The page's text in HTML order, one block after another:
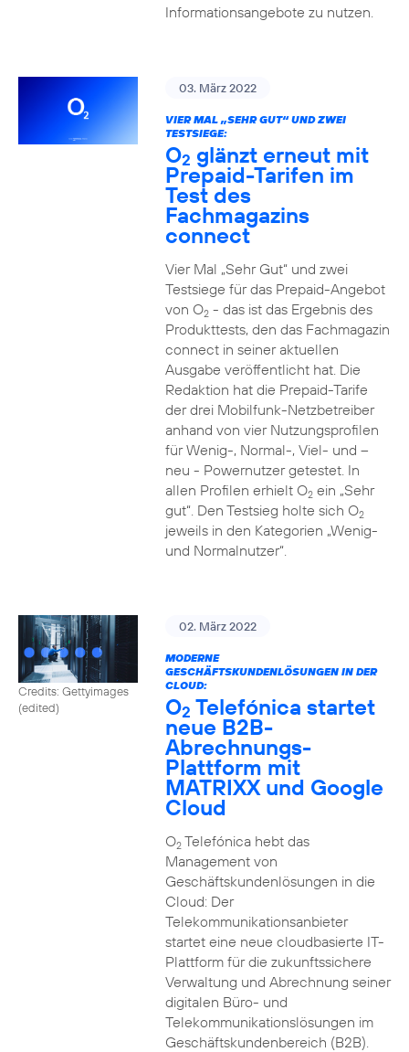
Informationsangebote zu nutzen.
03. März 2022
VIER MAL „SEHR GUT“ UND ZWEI
TESTSIEGE:
O2 glänzt erneut mit
Prepaid-Tarifen im
Test des
Fachmagazins
connect
Vier Mal „Sehr Gut“ und zwei
Testsiege für das Prepaid-Angebot
von O2- das ist das Ergebnis des
Produkttests, den das Fachmagazin
connect in seiner aktuellen
Ausgabe veröffentlicht hat. Die
Redaktion hat die Prepaid-Tarife
der drei Mobilfunk-Netzbetreiber
anhand von vier Nutzungsprofilen
für Wenig-, Normal-, Viel- und –
neu - Powernutzer getestet. In
allen Profilen erhielt O2ein „Sehr
gut“. Den Testsieg holte sich O2
jeweils in den Kategorien „Wenig-
und Normalnutzer“.
Credits: Gettyimages
(edited)
02. März 2022
MODERNE
GESCHÄFTSKUNDENLÖSUNGEN IN DER
CLOUD:
O2 Telefónica startet
neue B2B-
Abrechnungs-
Plattform mit
MATRIXX und Google
Cloud
O2Telefónica hebt das
Management von
Geschäftskundenlösungen in die
Cloud: Der
Telekommunikationsanbieter
startet eine neue cloudbasierte IT-
Plattform für die zukunftssichere
Verwaltung und Abrechnung seiner
digitalen Büro- und
Telekommunikationslösungen im
Geschäftskundenbereich (B2B).